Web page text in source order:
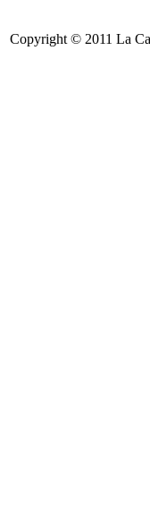
Copyright © 2011 La